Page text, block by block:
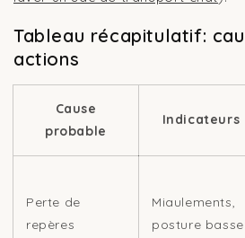
Tableau récapitulatif:
actions
Cause
probable
Indicateurs
Perte de
repères
Miaulements,
posture basse